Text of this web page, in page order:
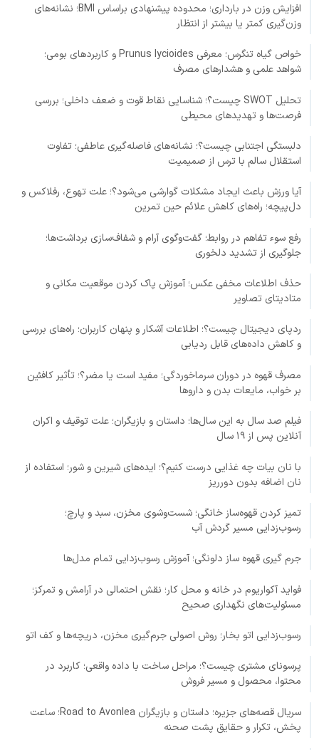
افزایش وزن در بارداری؛ محدوده پیشنهادی براساس BMI؛ نشانه‌های
وزن‌گیری کمتر یا بیشتر از انتظار
خواص گیاه تنگرس؛ معرفی Prunus lycioides و کاربردهای بومی؛
شواهد علمی و هشدارهای مصرف
تحلیل SWOT چیست؟؛ شناسایی نقاط قوت و ضعف داخلی؛ بررسی
فرصت‌ها و تهدیدهای محیطی
دلبستگی اجتنابی چیست؟؛ نشانه‌های فاصله‌گیری عاطفی؛ تفاوت
استقلال سالم با ترس از صمیمیت
آیا ورزش باعث ایجاد مشکلات گوارشی می‌شود؟؛ علت تهوع، رفلاکس و
دل‌پیچه؛ راه‌های کاهش علائم حین تمرین
رفع سوء تفاهم در روابط؛ گفت‌وگوی آرام و شفاف‌سازی برداشت‌ها؛
جلوگیری از تشدید دلخوری
حذف اطلاعات مخفی عکس؛ آموزش پاک کردن موقعیت مکانی و
متادیتای تصاویر
ردپای دیجیتال چیست؟؛ اطلاعات آشکار و پنهان کاربران؛ راه‌های بررسی
و کاهش داده‌های قابل ردیابی
مصرف قهوه در دوران سرماخوردگی؛ مفید است یا مضر؟؛ تأثیر کافئین
بر خواب، مایعات بدن و داروها
فیلم صد سال به این سال‌ها؛ داستان و بازیگران؛ علت توقیف و اکران
آنلاین پس از ۱۹ سال
با نان بیات چه غذایی درست کنیم؟؛ ایده‌های شیرین و شور؛ استفاده از
نان اضافه بدون دورریز
تمیز کردن قهوه‌ساز خانگی؛ شست‌وشوی مخزن، سبد و پارچ؛
رسوب‌زدایی مسیر گردش آب
جرم گیری قهوه ساز دلونگی؛ آموزش رسوب‌زدایی تمام مدل‌ها
فواید آکواریوم در خانه و محل کار؛ نقش احتمالی در آرامش و تمرکز؛
مسئولیت‌های نگهداری صحیح
رسوب‌زدایی اتو بخار؛ روش اصولی جرم‌گیری مخزن، دریچه‌ها و کف اتو
پرسونای مشتری چیست؟؛ مراحل ساخت با داده واقعی؛ کاربرد در
محتوا، محصول و مسیر فروش
سریال قصه‌های جزیره؛ داستان و بازیگران Road to Avonlea؛ ساعت
پخش، تکرار و حقایق پشت صحنه